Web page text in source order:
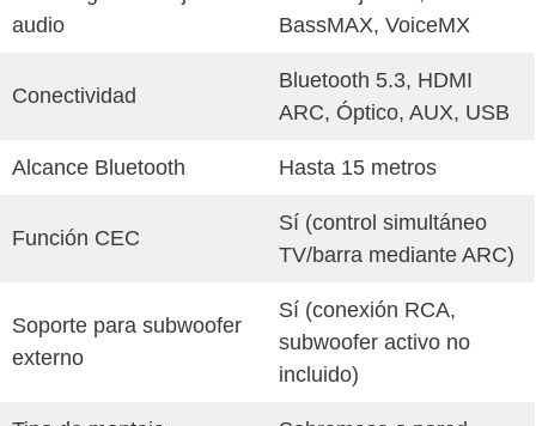
audio
BassMAX, VoiceMX
Conectividad
Bluetooth 5.3, HDMI
ARC, Óptico, AUX, USB
Alcance Bluetooth Hasta 15 metros
Función CEC
Sí (control simultáneo
TV/barra mediante ARC)
Soporte para subwoofer
externo
Sí (conexión RCA,
subwoofer activo no
incluido)